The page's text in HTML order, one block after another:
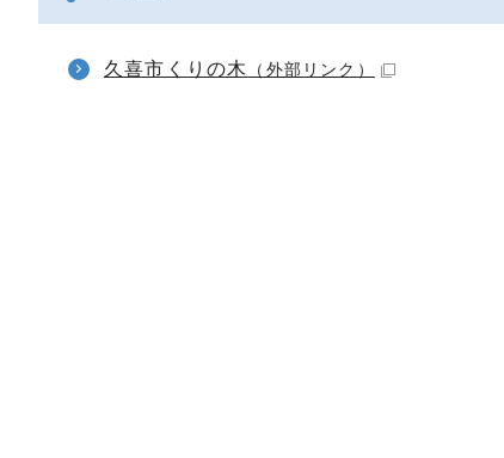
久喜市くりの木 （外部リンク）